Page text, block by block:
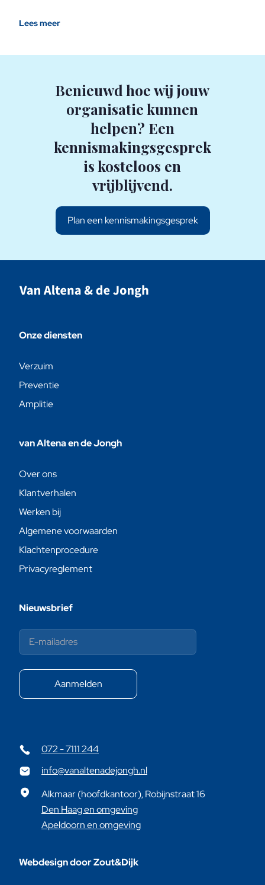
Lees meer
Benieuwd hoe wij jouw
organisatie kunnen
helpen? Een
kennismakingsgesprek
is kosteloos en
vrijblijvend.
Plan een kennismakingsgesprek
072 - 7111 244
info@vanaltenadejongh.nl
Alkmaar (hoofdkantoor), Robijnstraat 16
Den Haag en omgeving
Apeldoorn en omgeving
Webdesign door Zout&Dijk
Onze diensten
Verzuim
Preventie
Amplitie
van Altena en de Jongh
Over ons
Klantverhalen
Werken bij
Algemene voorwaarden
Klachtenprocedure
Privacyreglement
Nieuwsbrief